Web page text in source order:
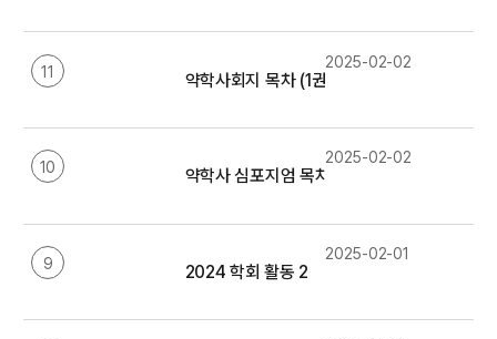
11 약학사회지 목차 (1권 ~ 6권)
2025-02-02
10 약학사 심포지엄 목차 (1회 ~ 10회)
2025-02-02
9 2024 학회 활동 2
2025-02-01